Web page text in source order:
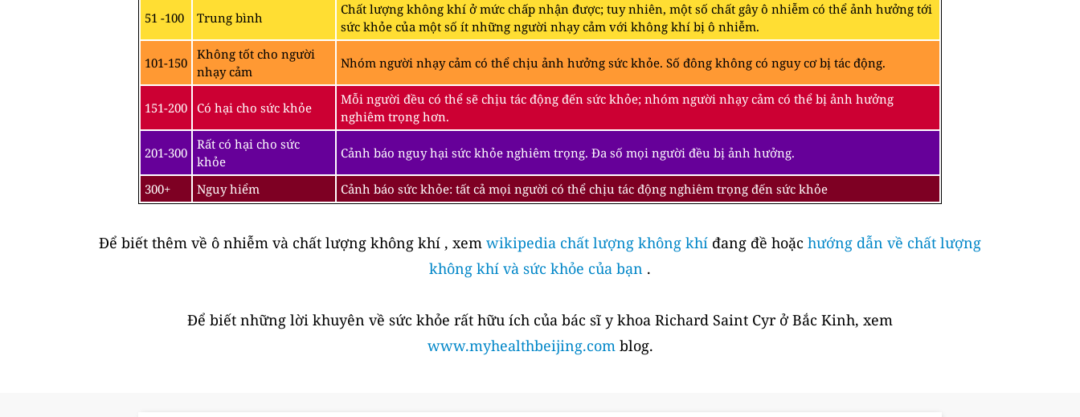
51 -100 Trung bình
Chất lượng không khí ở mức chấp nhận được; tuy nhiên, một số chất gây ô nhiễm có thể ảnh hưởng tới
sức khỏe của một số ít những người nhạy cảm với không khí bị ô nhiễm.
101-150
Không tốt cho người
nhạy cảm
Nhóm người nhạy cảm có thể chịu ảnh hưởng sức khỏe. Số đông không có nguy cơ bị tác động.
151-200 Có hại cho sức khỏe
Mỗi người đều có thể sẽ chịu tác động đến sức khỏe; nhóm người nhạy cảm có thể bị ảnh hưởng
nghiêm trọng hơn.
201-300
Rất có hại cho sức
khỏe
Cảnh báo nguy hại sức khỏe nghiêm trọng. Đa số mọi người đều bị ảnh hưởng.
300+ Nguy hiểm Cảnh báo sức khỏe: tất cả mọi người có thể chịu tác động nghiêm trọng đến sức khỏe
Để biết thêm về ô nhiễm và chất lượng không khí , xem wikipedia chất lượng không khí đang đề hoặc hướng dẫn về chất lượng
không khí và sức khỏe của bạn .
Để biết những lời khuyên về sức khỏe rất hữu ích của bác sĩ y khoa Richard Saint Cyr ở Bắc Kinh, xem
www.myhealthbeijing.com blog.